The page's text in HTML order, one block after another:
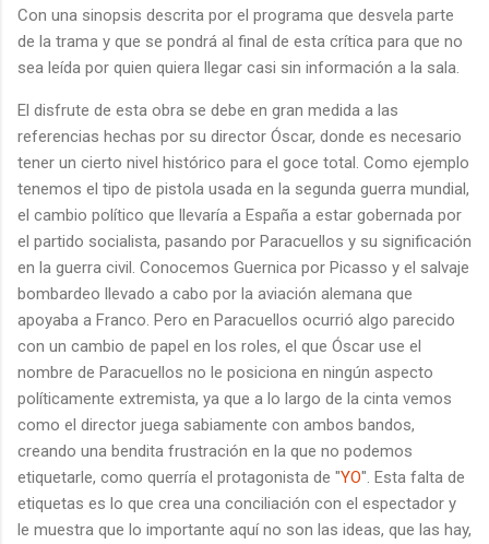
Con una sinopsis descrita por el programa que desvela parte
de la trama y que se pondrá al final de esta crítica para que no
sea leída por quien quiera llegar casi sin información a la sala.
El disfrute de esta obra se debe en gran medida a las
referencias hechas por su director Óscar, donde es necesario
tener un cierto nivel histórico para el goce total. Como ejemplo
tenemos el tipo de pistola usada en la segunda guerra mundial,
el cambio político que llevaría a España a estar gobernada por
el partido socialista, pasando por Paracuellos y su significación
en la guerra civil. Conocemos Guernica por Picasso y el salvaje
bombardeo llevado a cabo por la aviación alemana que
apoyaba a Franco. Pero en Paracuellos ocurrió algo parecido
con un cambio de papel en los roles, el que Óscar use el
nombre de Paracuellos no le posiciona en ningún aspecto
políticamente extremista, ya que a lo largo de la cinta vemos
como el director juega sabiamente con ambos bandos,
creando una bendita frustración en la que no podemos
etiquetarle, como querría el protagonista de "YO". Esta falta de
etiquetas es lo que crea una conciliación con el espectador y
le muestra que lo importante aquí no son las ideas, que las hay,